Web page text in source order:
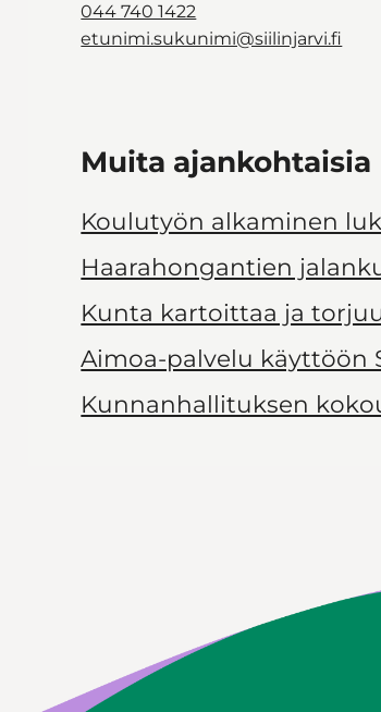
044 740 1422
etunimi.sukunimi@siilinjarvi.fi
Muita ajankohtaisia
Koulutyön alkaminen
Haarahongantien
Kunta kartoittaa ja
Aimoa-palvelu käyttöön
Kunnanhallituksen